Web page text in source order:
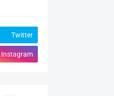
Twitter
Instagram